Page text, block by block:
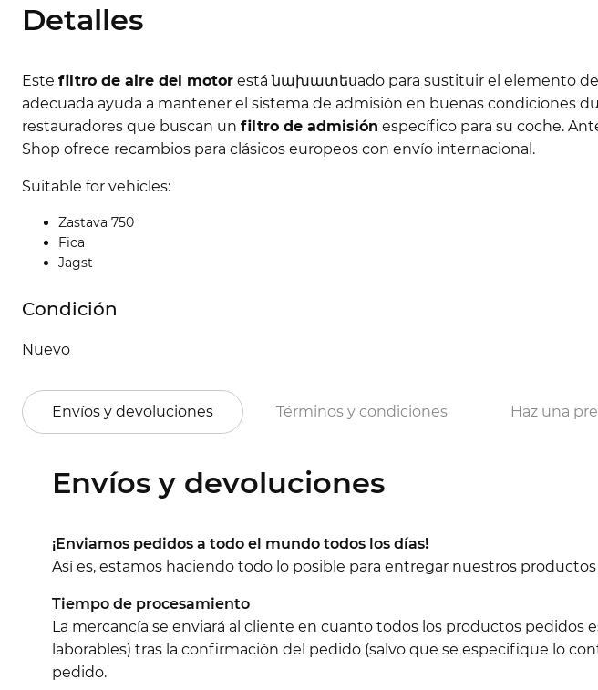
Detalles
Este filtro de aire del motor está նախատեսado para sustituir el elemento de
adecuada ayuda a mantener el sistema de admisión en buenas condiciones
restauradores que buscan un filtro de admisión específico para su coche.
Shop ofrece recambios para clásicos europeos con envío internacional.
Suitable for vehicles:
Zastava 750
Fica
Jagst
Condición
Nuevo
Envíos y devoluciones Términos y condiciones Haz una
Envíos y devoluciones
¡Enviamos pedidos a todo el mundo todos los días!
Así es, estamos haciendo todo lo posible para entregar nuestros
Tiempo de procesamiento
La mercancía se enviará al cliente en cuanto todos los productos pedidos
laborables) tras la confirmación del pedido (salvo que se especifique lo
pedido.